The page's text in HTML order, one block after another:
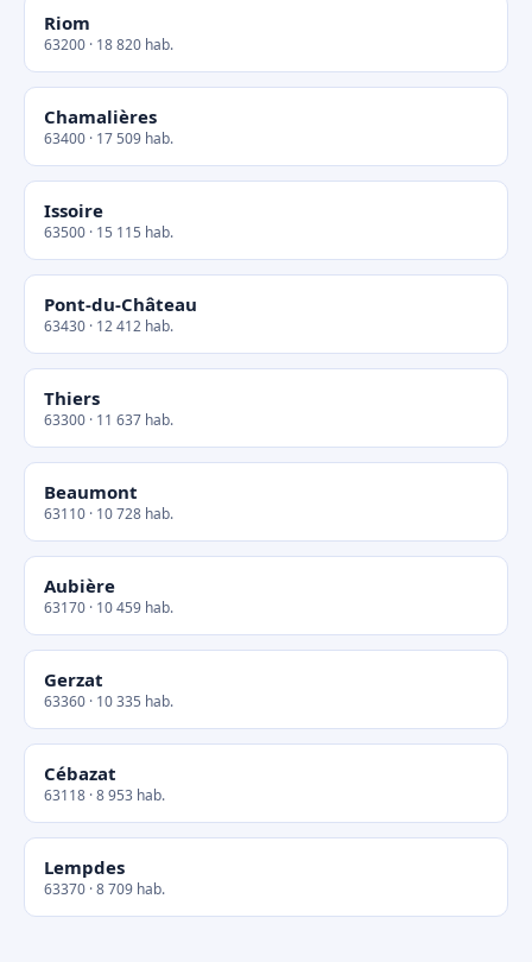
Riom
63200 · 18 820 hab.
Chamalières
63400 · 17 509 hab.
Issoire
63500 · 15 115 hab.
Pont-du-Château
63430 · 12 412 hab.
Thiers
63300 · 11 637 hab.
Beaumont
63110 · 10 728 hab.
Aubière
63170 · 10 459 hab.
Gerzat
63360 · 10 335 hab.
Cébazat
63118 · 8 953 hab.
Lempdes
63370 · 8 709 hab.